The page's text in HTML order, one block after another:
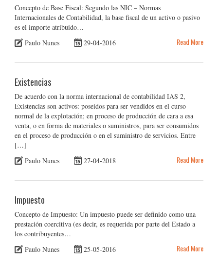
Concepto de Base Fiscal: Segundo las NIC – Normas
Internacionales de Contabilidad, la base fiscal de un activo o pasivo
es el importe atribuido…
Paulo Nunes
29-04-2016 Read More
Existencias
De acuerdo con la norma internacional de contabilidad IAS 2,
Existencias son activos: poseídos para ser vendidos en el curso
normal de la explotación; en proceso de producción de cara a esa
venta, o en forma de materiales o suministros, para ser consumidos
en el proceso de producción o en el suministro de servicios. Entre
[…]
Paulo Nunes
27-04-2018 Read More
Impuesto
Concepto de Impuesto: Un impuesto puede ser definido como una
prestación coercitiva (es decir, es requerida por parte del Estado a
los contribuyentes…
Paulo Nunes
25-05-2016 Read More